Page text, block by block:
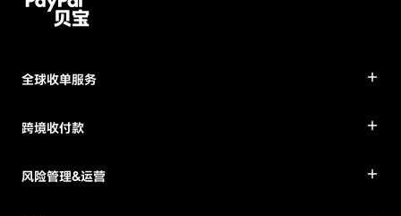
全球收单服务
跨境收付款
风险管理&运营